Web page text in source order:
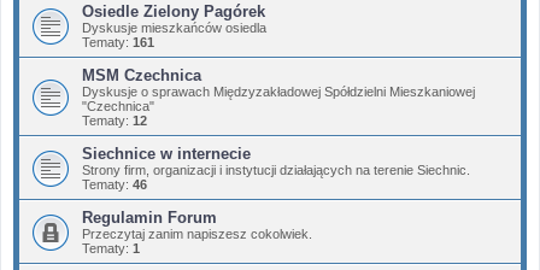
Osiedle Zielony Pagórek
Dyskusje mieszkańców osiedla
Tematy: 161
MSM Czechnica
Dyskusje o sprawach Międzyzakładowej Spółdzielni Mieszkaniowej
"Czechnica"
Tematy: 12
Siechnice w internecie
Strony firm, organizacji i instytucji działających na terenie Siechnic.
Tematy: 46
Regulamin Forum
Przeczytaj zanim napiszesz cokolwiek.
Tematy: 1